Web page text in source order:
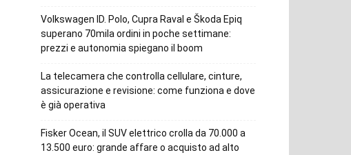
Volkswagen ID. Polo, Cupra Raval e Škoda Epiq
superano 70mila ordini in poche settimane:
prezzi e autonomia spiegano il boom
La telecamera che controlla cellulare, cinture,
assicurazione e revisione: come funziona e dove
è già operativa
Fisker Ocean, il SUV elettrico crolla da 70.000 a
13.500 euro: grande affare o acquisto ad alto